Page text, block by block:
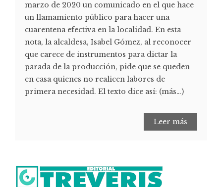
marzo de 2020 un comunicado en el que hace
un llamamiento público para hacer una
cuarentena efectiva en la localidad. En esta
nota, la alcaldesa, Isabel Gómez, al reconocer
que carece de instrumentos para dictar la
parada de la producción, pide que se queden
en casa quienes no realicen labores de
primera necesidad. El texto dice así: (más…)
Leer más